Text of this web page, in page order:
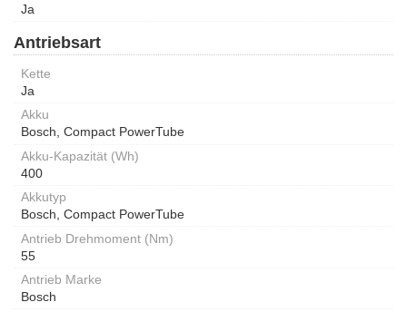
Ja
Antriebsart
Kette
Ja
Akku
Bosch, Compact PowerTube
Akku-Kapazität (Wh)
400
Akkutyp
Bosch, Compact PowerTube
Antrieb Drehmoment (Nm)
55
Antrieb Marke
Bosch